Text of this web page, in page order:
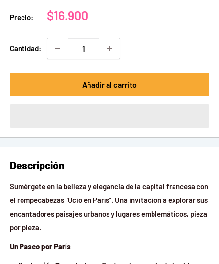
Precio:
Precio
venta
$16.900
Cantidad:
Añadir al carrito
Descripción
Sumérgete en la belleza y elegancia de la capital francesa con
el rompecabezas "Ocio en París". Una invitación a explorar sus
encantadores paisajes urbanos y lugares emblemáticos, pieza
por pieza.
Un Paseo por París